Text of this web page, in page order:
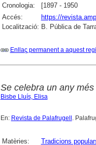
Cronologia:
[1897 - 1950
Accés:
https://
Localització: B. Pública de
Enllaç permanent a aquest
Se celebra un any
Bisbe Lluís, Elisa
En: Revista de Palafrugell .
Matèries: Tradicions